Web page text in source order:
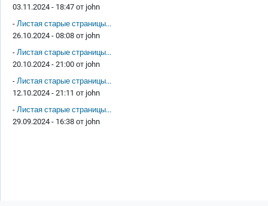
03.11.2024 - 18:47 от john
- Листая старые страницы...
26.10.2024 - 08:08 от john
- Листая старые страницы...
20.10.2024 - 21:00 от john
- Листая старые страницы...
12.10.2024 - 21:11 от john
- Листая старые страницы...
29.09.2024 - 16:38 от john